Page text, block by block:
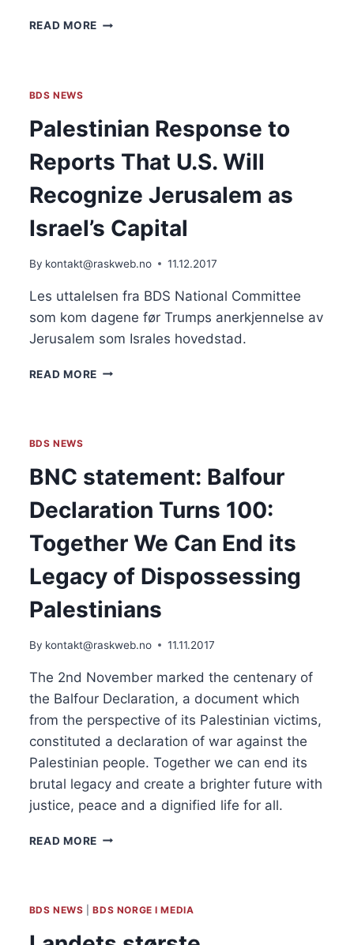
READ MORELAW
OG
ISRAELSK
POLITI
SLITER
ETTER
ENDA
EN
DELTAKER
SEG
BDS NEWS
Palestinian Response to
Reports That U.S. Will
Recognize Jerusalem as
Israel’s Capital
By kontakt@raskweb.no 11.12.2017
Les uttalelsen fra BDS National Committee
som kom dagene før Trumps anerkjennelse av
Jerusalem som Israles hovedstad.
READ MOREPALESTINIAN
WILL
RECOGNIZE
JERUSALEM
AS
ISRAEL’S
CAPITAL
BDS NEWS
BNC statement: Balfour
Declaration Turns 100:
Together We Can End its
Legacy of Dispossessing
Palestinians
By kontakt@raskweb.no 11.11.2017
The 2nd November marked the centenary of
the Balfour Declaration, a document which
from the perspective of its Palestinian victims,
constituted a declaration of war against the
Palestinian people. Together we can end its
brutal legacy and create a brighter future with
justice, peace and a dignified life for all.
READ MOREBNC
TOGETHER
BDS NEWS |BDS NORGE I MEDIA